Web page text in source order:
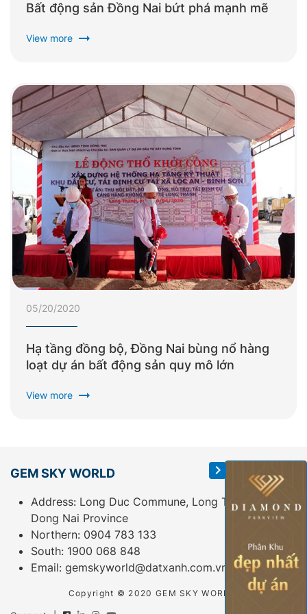
Bất động sản Đồng Nai bứt phá mạnh mẽ
View more arrow_right_alt
05/20/2020
Hạ tầng đồng bộ, Đồng Nai bùng nổ hàng
loạt dự án bất động sản quy mô lớn
View more arrow_right_alt
GEM SKY WORLD
Address: Long Duc Commune, Long Thanh District,
Dong Nai Province
Northern: 0904 783 133
South: 1900 068 848
Email: gemskyworld@datxanh.com.vn
Copyright © 2020 GEM SKY WORLD.